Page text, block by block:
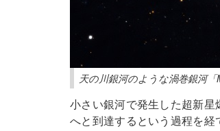
天の川銀河のような渦巻銀河「
小さい銀河で発生した超新
へと到達するという過程を